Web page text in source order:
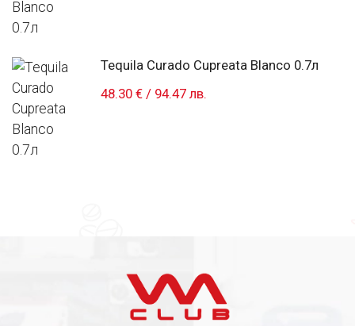
Tequila Curado Cupreata Blanco 0.7л
48.30 € / 94.47 лв.